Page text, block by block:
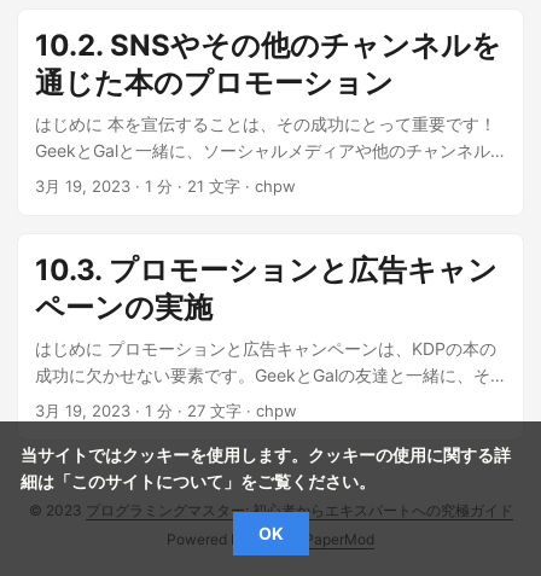
ね！ Facebook、Twitter、Instagramなどのプラットフォーム
で動画を共有 し始めましょう。ターゲットオーディエンスが
最も活発な場所に投稿してください。 なるほど！広く知らせ
るってことだね？📣 その通り！そして、投稿するときに 関連
するハッシュタグを使う ことを忘れないでね。これによっ
て、人々があなたのコンテンツを簡単に見つけることができ
ます。 🤔 ソーシャルメディアで視聴者と交流することはどう
りして、興味を持ち続けてもらおう。 じゃあ、ソーシャルバ
タフライみたいにDMに入り込むべきかな？🦋 まあ、それと
ちょうど 同じような感じではないけど、考え方はその通り！
😉 おわりに これで、ソーシャルメディアプラットフォームを
効果的に活用してYouTube動画を宣伝する方法がわかりまし
たね。コンテンツを共有し、ハッシュタグを使い、視聴者と
ネルの成長が期待できます。宣伝活動を楽しんでね！😃
10.2. SNSやその他のチャンネルを
通じた本のプロモーション
はじめに 本を宣伝することは、その成功にとって重要です！
GeekとGalと一緒に、ソーシャルメディアや他のチャンネル
を使って宣伝する方法を学びましょう。 ステップ1：プロモー
を宣伝することで、もっと多くの人がその存在を知り、売れ
る可能性が高まるのよ！📈 わぁ、100万部売りたいな！🤩 ス
テップ2：ソーシャルメディアを使ったプロモーション まずは
ソーシャルメディアで本を宣伝しよう！📱 どのプラットフォ
ームを使えばいいの？🧐 FacebookやTwitter、Instagram、
LinkedInなどの人気のあるプラットフォームが最適よ。アッ
プデートやティーザーをシェアして、フォロワーと交流しま
しょう！🎉 ソーシャルメディアのスーパースターになるぞ！
🌟 ステップ3：他のチャンネルを使ったプロモーション 他の
宣伝チャンネルも忘れずにね！💪 それって何？🤨 ゲストブロ
グの投稿やポッドキャストへの参加、オンラインフォーラム
への参加、または他の著者との共同プロモーションなど、い
3月 19, 2023 · 1 分 · 21 文字 · chpw
10.3. プロモーションと広告キャン
ペーンの実施
はじめに プロモーションと広告キャンペーンは、KDPの本の
成功に欠かせない要素です。GeekとGalの友達と一緒に、そ
の方法を学んでいきましょう。 ステップ1: プロモーションを
理解する プロモーションは、本の売り上げを伸ばすための素
晴らしい方法だよ！🚀 それってどうやって動くの？🤔 期間限
定の割引や無料プレゼント、他の商品とのセット販売などを
提供することができるよ。これらの方法は、もっと多くの読
者を引き付けることができるんだ！🌟 いい取引が大好きだよ
ね！😂 ステップ2: 広告キャンペーンを作成する 広告キャンペ
3月 19, 2023 · 1 分 · 27 文字 · chpw
© 2023 プログラミングマスター: 初心者からエキスパートへの究極ガイド
Powered by
Hugo PaperMod
当サイトではクッキーを使用します。クッキーの使用に関する詳
細は「このサイトについて 」をご覧ください。
OK